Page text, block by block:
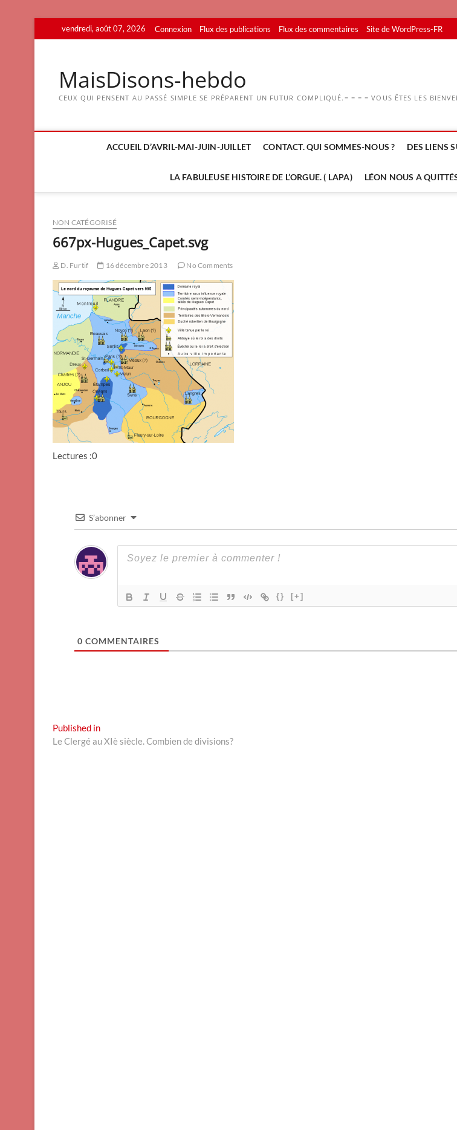
to
vendredi, août 07, 2026 Connexion Flux des publications Flux des commentaires Site de WordPress-FR
MaisDisons-hebdo
CEUX QUI PENSENT AU PASSÉ SIMPLE SE PRÉPARENT UN FUTUR COMPLIQUÉ.= = = = VOUS ÊTES LES
ACCUEIL D’AVRIL-MAI-JUIN-JUILLET CONTACT. QUI SOMMES-NOUS ? DES LIENS
LA FABULEUSE HISTOIRE DE L’ORGUE. ( LAPA) LÉON NOUS A
NON CATÉGORISÉ
667px-Hugues_Capet.svg
D. Furtif 16 décembre 2013 No Comments
Lectures :0
S’abonner
{} [+]
0 COMMENTAIRES
Navigation
de
Published in
Le Clergé au XIè siècle. Combien de divisions?